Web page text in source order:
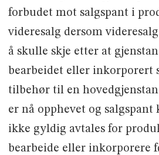
forbudet mot salgspant i
videresalg dersom
å skulle skje etter at
bearbeidet eller inkorporert
tilbehør til en
er nå opphevet og
ikke gyldig avtales for
bearbeide eller inkorporere